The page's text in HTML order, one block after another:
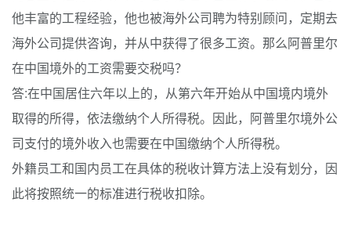
他丰富的工程经验，他也被海外公司聘为特别顾问，定期去
海外公司提供咨询，并从中获得了很多工资。那么阿普里尔
在中国境外的工资需要交税吗？
答:在中国居住六年以上的，从第六年开始从中国境内境外
取得的所得，依法缴纳个人所得税。因此，阿普里尔境外公
司支付的境外收入也需要在中国缴纳个人所得税。
外籍员工和国内员工在具体的税收计算方法上没有划分，因
此将按照统一的标准进行税收扣除。